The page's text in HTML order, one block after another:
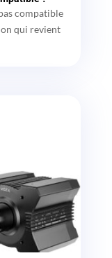
compatible
qui revient